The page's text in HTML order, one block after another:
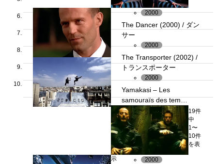
2000
The Dancer (2000) / ダン
サー
2000
The Transporter (2002) /
トランスポーター
2000
Yamakasi – Les
samouraïs des tem…
2000
19件
中
1〜
10件
を表
示